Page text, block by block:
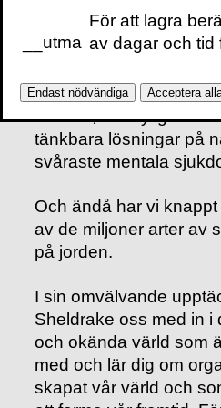
plast, sprängmedel,
börjat användas i
egenskaper, som
antiken, har nyligen
tänkbara lösningar på
svåraste mentala
Och ändå har vi
av de miljoner arter av
på jorden.
I sin omvälvande
Sheldrake oss med in i
och okända värld som
med och lär dig om
skapat vår värld och
__utma
För att lagra
av dagar och tid
Endast nödvändiga Acceptera